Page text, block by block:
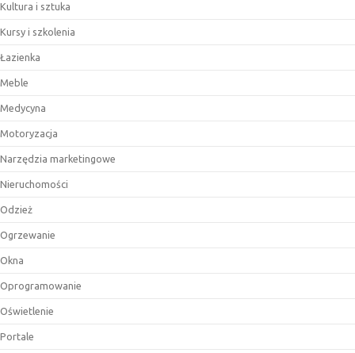
Kultura i sztuka
Kursy i szkolenia
Łazienka
Meble
Medycyna
Motoryzacja
Narzędzia marketingowe
Nieruchomości
Odzież
Ogrzewanie
Okna
Oprogramowanie
Oświetlenie
Portale